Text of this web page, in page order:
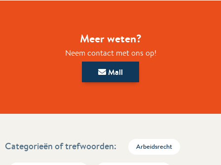
Meer weten?
Neem contact met ons op!
Mail
Categorieën of trefwoorden: Arbeidsrecht